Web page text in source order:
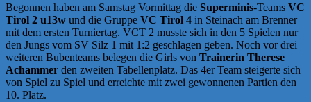
Begonnen haben am Samstag Vormittag die Superminis-Teams VC
Tirol 2 u13w und die Gruppe VC Tirol 4 in Steinach am Brenner
mit dem ersten Turniertag. VCT 2 musste sich in den 5 Spielen nur
den Jungs vom SV Silz 1 mit 1:2 geschlagen geben. Noch vor drei
weiteren Bubenteams belegen die Girls von Trainerin Therese
Achammer den zweiten Tabellenplatz. Das 4er Team steigerte sich
von Spiel zu Spiel und erreichte mit zwei gewonnenen Partien den
10. Platz.